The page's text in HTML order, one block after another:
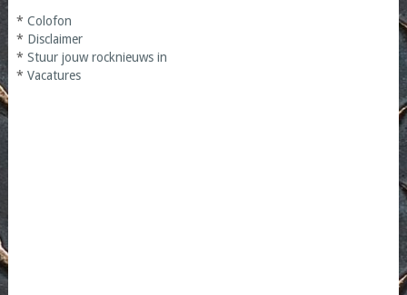
* Colofon
* Disclaimer
* Stuur jouw rocknieuws in
* Vacatures